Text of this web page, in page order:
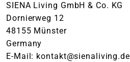
SIENA Living GmbH & Co. KG
Dornierweg 12
48155 Münster
Germany
E-Mail: kontakt@sienaliving.de